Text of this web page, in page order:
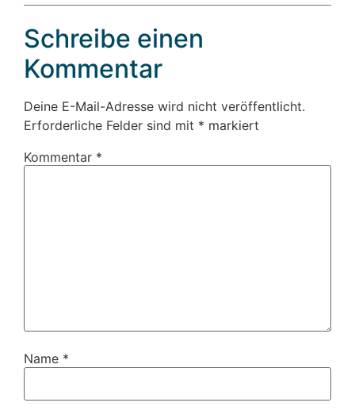
Schreibe einen
Kommentar
Deine E-Mail-Adresse wird nicht veröffentlicht.
Erforderliche Felder sind mit * markiert
Kommentar *
Name *